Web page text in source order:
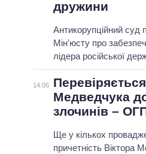
дружини
Антикорупційний суд
Мін'юсту про
лідера російської
14:06
Медведчука
злочинів –
Ще у кількох
причетність Віктора